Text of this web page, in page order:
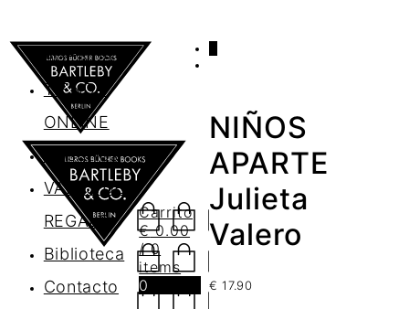
AGENDA
TIENDA
ONLINE
Nosotros
VALES DE
REGALO
Biblioteca
Contacto
Carrito
€0.00
/ 0
items
0
NIÑOS
APARTE
Julieta
Valero
€ 17.90